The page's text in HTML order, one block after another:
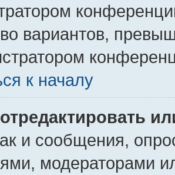
вариантов,
к началу
и сообщения,
модераторами